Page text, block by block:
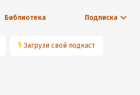
Библиотека Подписка
🎙 Загрузи свой подкаст